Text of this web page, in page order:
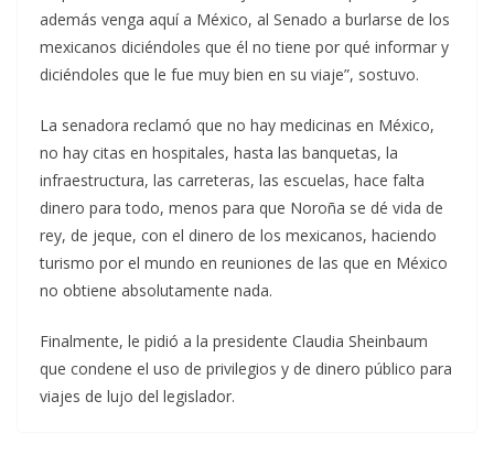
además venga aquí a México, al Senado a burlarse de los
mexicanos diciéndoles que él no tiene por qué informar y
diciéndoles que le fue muy bien en su viaje”, sostuvo.
La senadora reclamó que no hay medicinas en México,
no hay citas en hospitales, hasta las banquetas, la
infraestructura, las carreteras, las escuelas, hace falta
dinero para todo, menos para que Noroña se dé vida de
rey, de jeque, con el dinero de los mexicanos, haciendo
turismo por el mundo en reuniones de las que en México
no obtiene absolutamente nada.
Finalmente, le pidió a la presidente Claudia Sheinbaum
que condene el uso de privilegios y de dinero público para
viajes de lujo del legislador.